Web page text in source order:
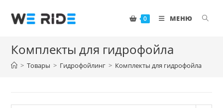
0 МЕНЮ
Комплекты для гидрофойла
> Товары > Гидрофойлинг > Комплекты для гидрофойла